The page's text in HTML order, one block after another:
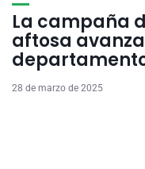
La campaña
aftosa
28 de marzo de 2025